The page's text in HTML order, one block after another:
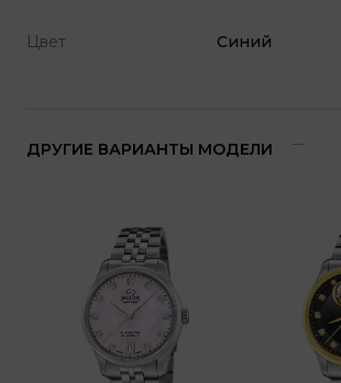
Цвет Синий
ДРУГИЕ ВАРИАНТЫ МОДЕЛИ